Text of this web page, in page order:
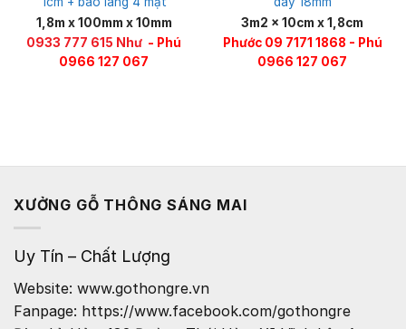
1,8m x 100mm x 10mm
0933 777 615 Như - Phú
0966 127 067
3m2 x 10cm x 1,8cm
Phước 09 7171 1868 - Phú
0966 127 067
XƯỞNG GỖ THÔNG SÁNG MAI
Uy Tín – Chất Lượng
Website: www.gothongre.vn
Fanpage: https://www.facebook.com/gothongre